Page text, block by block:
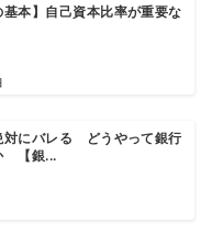
基本】自己資本比率が重要な
対にバレる どうやって銀行
【銀...